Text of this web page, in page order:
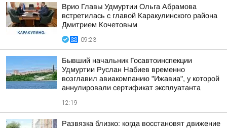
Врио Главы Удмуртии Ольга Абрамова
встретилась с главой Каракулинского района
Дмитрием Кочетовым
09:23
Бывший начальник Госавтоинспекции
Удмуртии Руслан Набиев временно
возглавил авиакомпанию "Ижавиа", у которой
аннулировали сертификат эксплуатанта
12:19
Развязка близко: когда восстановят движение